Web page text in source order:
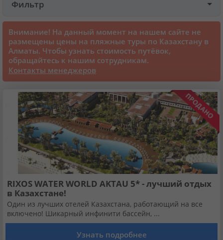
Круизы
Статьи
70131 отзыв наших туристов
Сертификаты
О нас
Для бизнеса
Контакты
Кабинет туриста
Фильтр
Внимание! На данный момент на нашем сайте не
размещены цены на пляжные туры по Казахстану в
Алматы. Чтобы узнать стоимость путёвок,
обращайтесь к нашим сотрудникам.
Контакты менеджеров
RIXOS WATER WORLD AKTAU 5* - лучший отдых
в Казахстане!
Один из лучших отелей Казахстана, работающий на все
включено! Шикарный инфинити бассейн, ...
Узнать подробнее